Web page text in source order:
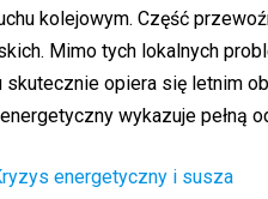
kolejowym. Część
Mimo tych lokalnych
skutecznie opiera się letnim
wykazuje pełną
energetyczny i susza